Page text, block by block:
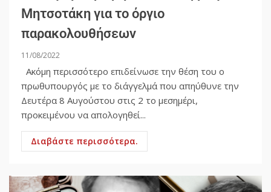
Μητσοτάκη για το όργιο
παρακολουθήσεων
11/08/2022
Ακόμη περισσότερο επιδείνωσε την θέση του ο
πρωθυπουργός με το διάγγελμά που απηύθυνε την
Δευτέρα 8 Αυγούστου στις 2 το μεσημέρι,
προκειμένου να απολογηθεί...
Διαβάστε περισσότερα.